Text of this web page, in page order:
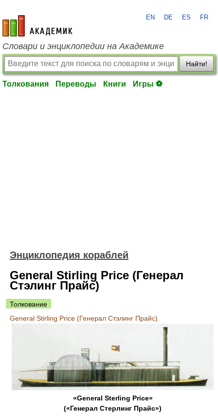
academic.ru
EN DE ES FR
Словари и энциклопедии на Академике
Найти!
Толкования Переводы Книги Игры ⚽
Энциклопедия кораблей
General Stirling Price (Генерал
Стэлинг Прайс)
Толкование
General Stirling Price (Генерал Стэлинг Прайс)
«General Sterling Price»
(«Генерал Стерлинг Прайс»)